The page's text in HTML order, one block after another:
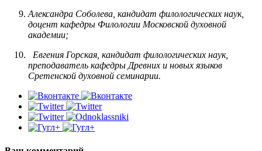
Александра Соболева, кандидат филологических наук,
доцент кафедры Филологии Московской духовной
академии;
Евгения Горская, кандидат филологических наук,
преподаватель кафедры Древних и новых языков
Сретенской духовной семинарии.